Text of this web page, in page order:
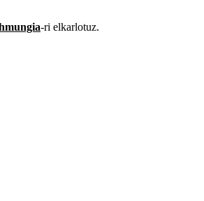
-ri elkarlotuz.